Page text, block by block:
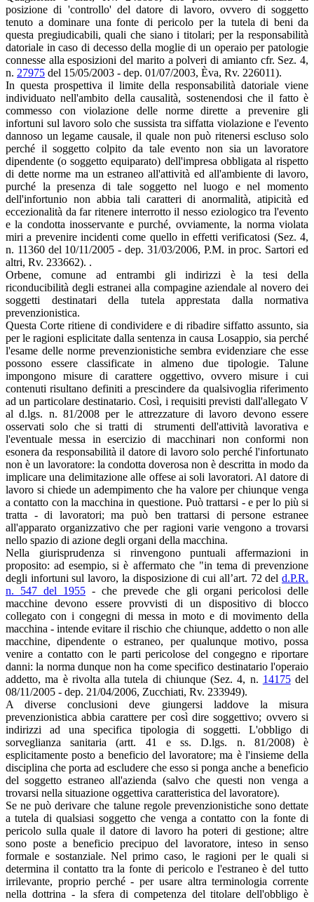
posizione di 'controllo' del datore di lavoro, ovvero di soggetto
tenuto a dominare una fonte di pericolo per la tutela di beni da
questa pregiudicabili, quali che siano i titolari; per la responsabilità
datoriale in caso di decesso della moglie di un operaio per patologie
connesse alla esposizioni del marito a polveri di amianto cfr. Sez. 4,
n. 27975 del 15/05/2003 - dep. 01/07/2003, Èva, Rv. 226011).
In questa prospettiva il limite della responsabilità datoriale viene
individuato nell'ambito della causalità, sostenendosi che il fatto è
commesso con violazione delle norme dirette a prevenire gli
infortuni sul lavoro solo che sussista tra siffatta violazione e l'evento
dannoso un legame causale, il quale non può ritenersi escluso solo
perché il soggetto colpito da tale evento non sia un lavoratore
dipendente (o soggetto equiparato) dell'impresa obbligata al rispetto
di dette norme ma un estraneo all'attività ed all'ambiente di lavoro,
purché la presenza di tale soggetto nel luogo e nel momento
dell'infortunio non abbia tali caratteri di anormalità, atipicità ed
eccezionalità da far ritenere interrotto il nesso eziologico tra l'evento
e la condotta inosservante e purché, ovviamente, la norma violata
miri a prevenire incidenti come quello in effetti verificatosi (Sez. 4,
n. 11360 del 10/11/2005 - dep. 31/03/2006, P.M. in proc. Sartori ed
altri, Rv. 233662). .
Orbene, comune ad entrambi gli indirizzi è la tesi della
riconducibilità degli estranei alla compagine aziendale al novero dei
soggetti destinatari della tutela apprestata dalla normativa
prevenzionistica.
Questa Corte ritiene di condividere e di ribadire siffatto assunto, sia
per le ragioni esplicitate dalla sentenza in causa Losappio, sia perché
l'esame delle norme prevenzionistiche sembra evidenziare che esse
possono essere classificate in almeno due tipologie. Talune
impongono misure di carattere oggettivo, ovvero misure i cui
contenuti risultano definiti a prescindere da qualsivoglia riferimento
ad un particolare destinatario. Così, i requisiti previsti dall'allegato V
al d.lgs. n. 81/2008 per le attrezzature di lavoro devono essere
osservati solo che si tratti di strumenti dell'attività lavorativa e
l'eventuale messa in esercizio di macchinari non conformi non
esonera da responsabilità il datore di lavoro solo perché l'infortunato
non è un lavoratore: la condotta doverosa non è descritta in modo da
implicare una delimitazione alle offese ai soli lavoratori. Al datore di
lavoro si chiede un adempimento che ha valore per chiunque venga
a contatto con la macchina in questione. Può trattarsi - e per lo più si
tratta - di lavoratori; ma può ben trattarsi di persone estranee
all'apparato organizzativo che per ragioni varie vengono a trovarsi
nello spazio di azione degli organi della macchina.
Nella giurisprudenza si rinvengono puntuali affermazioni in
proposito: ad esempio, si è affermato che "in tema di prevenzione
degli infortuni sul lavoro, la disposizione di cui all’art. 72 del d.P.R.
n. 547 del 1955 - che prevede che gli organi pericolosi delle
macchine devono essere provvisti di un dispositivo di blocco
collegato con i congegni di messa in moto e di movimento della
macchina - intende evitare il rischio che chiunque, addetto o non alle
macchine, dipendente o estraneo, per qualunque motivo, possa
venire a contatto con le parti pericolose del congegno e riportare
danni: la norma dunque non ha come specifico destinatario l'operaio
addetto, ma è rivolta alla tutela di chiunque (Sez. 4, n. 14175del
08/11/2005 - dep. 21/04/2006, Zucchiati, Rv. 233949).
A diverse conclusioni deve giungersi laddove la misura
prevenzionistica abbia carattere per così dire soggettivo; ovvero si
indirizzi ad una specifica tipologia di soggetti. L'obbligo di
sorveglianza sanitaria (artt. 41 e ss. D.lgs. n. 81/2008) è
esplicitamente posto a beneficio del lavoratore; ma è l'insieme della
disciplina che porta ad escludere che esso si ponga anche a beneficio
del soggetto estraneo all'azienda (salvo che questi non venga a
trovarsi nella situazione oggettiva caratteristica del lavoratore).
Se ne può derivare che talune regole prevenzionistiche sono dettate
a tutela di qualsiasi soggetto che venga a contatto con la fonte di
pericolo sulla quale il datore di lavoro ha poteri di gestione; altre
sono poste a beneficio precipuo del lavoratore, inteso in senso
formale e sostanziale. Nel primo caso, le ragioni per le quali si
determina il contatto tra la fonte di pericolo e l'estraneo è del tutto
irrilevante, proprio perché - per usare altra terminologia corrente
nella dottrina - la sfera di competenza del titolare dell'obbligo è